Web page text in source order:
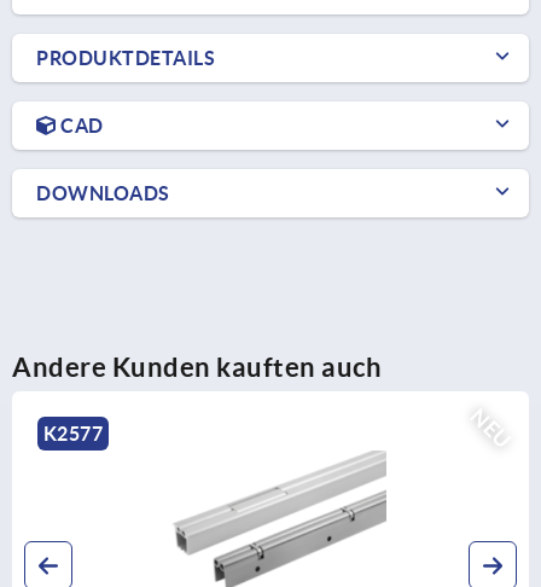
PRODUKTDETAILS
CAD
DOWNLOADS
Andere Kunden kauften auch